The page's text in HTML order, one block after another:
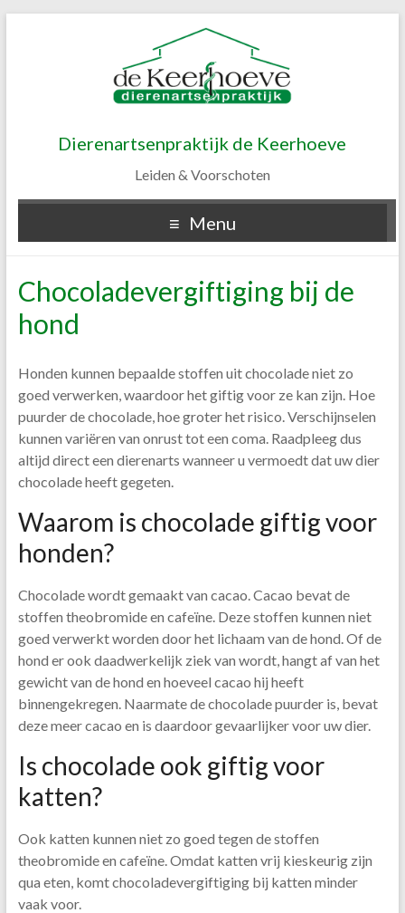
Dierenartsenpraktijk de Keerhoeve
Leiden & Voorschoten
Menu
Chocoladevergiftiging bij de
hond
Honden kunnen bepaalde stoffen uit chocolade niet zo
goed verwerken, waardoor het giftig voor ze kan zijn. Hoe
puurder de chocolade, hoe groter het risico. Verschijnselen
kunnen variëren van onrust tot een coma. Raadpleeg dus
altijd direct een dierenarts wanneer u vermoedt dat uw dier
chocolade heeft gegeten.
Waarom is chocolade giftig voor
honden?
Chocolade wordt gemaakt van cacao. Cacao bevat de
stoffen theobromide en cafeïne. Deze stoffen kunnen niet
goed verwerkt worden door het lichaam van de hond. Of de
hond er ook daadwerkelijk ziek van wordt, hangt af van het
gewicht van de hond en hoeveel cacao hij heeft
binnengekregen. Naarmate de chocolade puurder is, bevat
deze meer cacao en is daardoor gevaarlijker voor uw dier.
Is chocolade ook giftig voor
katten?
Ook katten kunnen niet zo goed tegen de stoffen
theobromide en cafeïne. Omdat katten vrij kieskeurig zijn
qua eten, komt chocoladevergiftiging bij katten minder
vaak voor.